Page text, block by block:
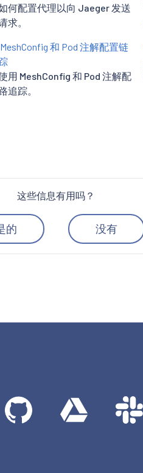
何配置代理以向 Jaeger 发送
求。
和 Pod 注解配置链
用 MeshConfig 和 Pod 注解配
追踪。
这些信息有用吗？
的 没有